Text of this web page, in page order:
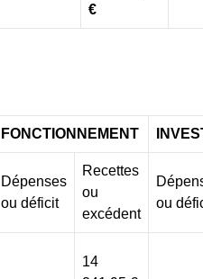
€
FONCTIONNEMENT
Dépenses
ou déficit
Recettes
ou
excédent
ou
14